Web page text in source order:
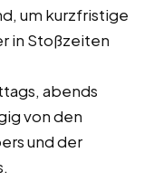
um kurzfristige
in Stoßzeiten
abends
von den
und der